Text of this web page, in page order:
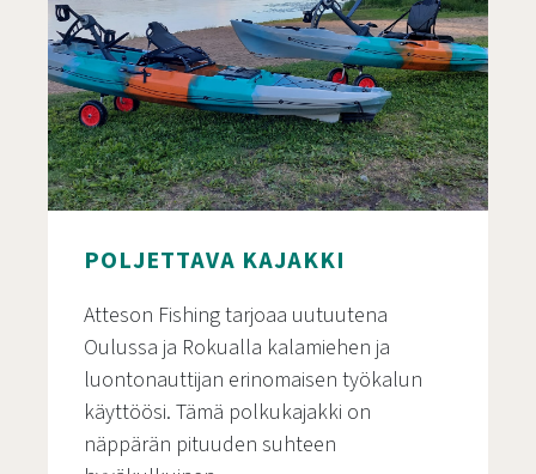
POLJETTAVA KAJAKKI
Atteson Fishing tarjoaa uutuutena
Oulussa ja Rokualla kalamiehen ja
luontonauttijan erinomaisen työkalun
käyttöösi. Tämä polkukajakki on
näppärän pituuden suhteen